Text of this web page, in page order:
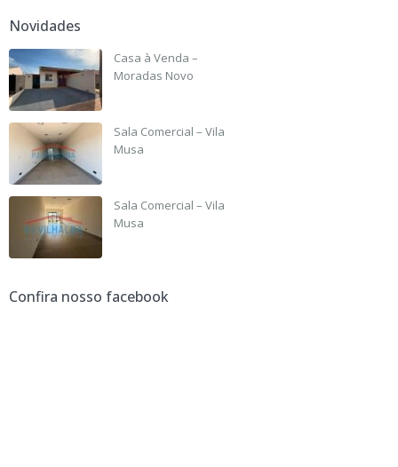
Novidades
Casa à Venda –
Moradas Novo
Sala Comercial – Vila
Musa
Sala Comercial – Vila
Musa
Confira nosso facebook